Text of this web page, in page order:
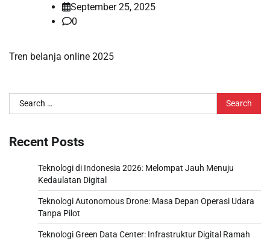
September 25, 2025
0
Tren belanja online 2025
Search
for:
Recent Posts
Teknologi di Indonesia 2026: Melompat Jauh Menuju
Kedaulatan Digital
Teknologi Autonomous Drone: Masa Depan Operasi Udara
Tanpa Pilot
Teknologi Green Data Center: Infrastruktur Digital Ramah